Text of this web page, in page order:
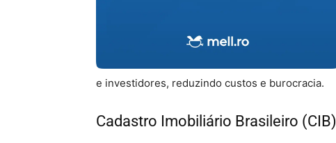
e investidores, reduzindo custos e burocracia.
Cadastro Imobiliário Brasileiro (CIB)